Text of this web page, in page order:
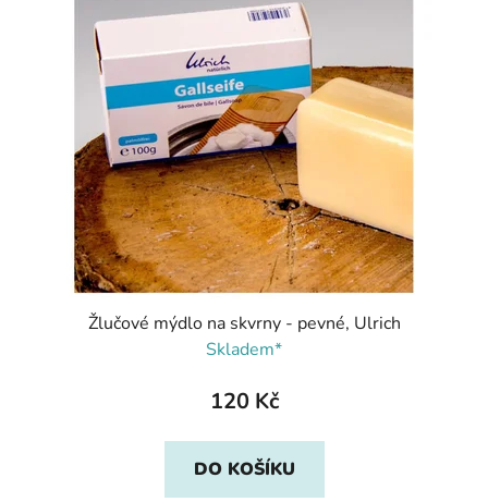
Žlučové mýdlo na skvrny - pevné, Ulrich
Skladem*
120 Kč
DO KOŠÍKU